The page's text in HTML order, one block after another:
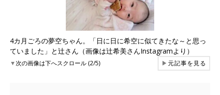
4カ月ごろの夢空ちゃん。「日に日に希空に似てきたな～と思っ
ていました」と辻さん（画像は辻希美さんInstagramより）
▼次の画像は下へスクロール (2/5) ▶元記事を見る